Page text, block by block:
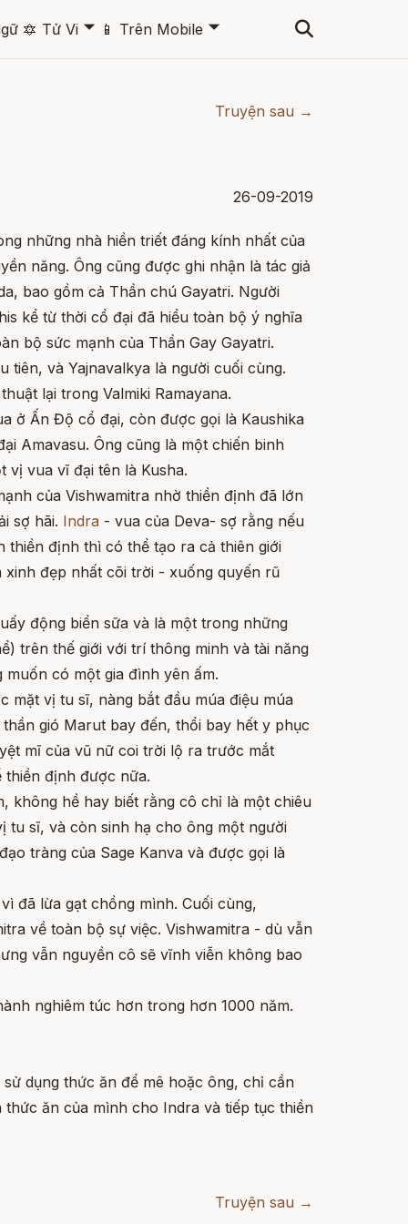
🔯 Tử Vi 🞃 📱 Trên Mobile 🞃
Truyện sau →
26-09-2019
những nhà hiền triết đáng kính nhất của
năng. Ông cũng được ghi nhận là tác giả
bao gồm cả Thần chú Gayatri. Người
kể từ thời cổ đại đã hiểu toàn bộ ý nghĩa
bộ sức mạnh của Thần Gay Gayatri.
tiên, và Yajnavalkya là người cuối cùng.
lại trong Valmiki Ramayana.
ở Ấn Độ cổ đại, còn được gọi là Kaushika
Amavasu. Ông cũng là một chiến binh
vị vua vĩ đại tên là Kusha.
của Vishwamitra nhờ thiền định đã lớn
sợ hãi. Indra - vua của Deva- sợ rằng nếu
thiền định thì có thể tạo ra cả thiên giới
xinh đẹp nhất cõi trời - xuống quyến rũ
động biển sữa và là một trong những
trên thế giới với trí thông minh và tài năng
có một gia đình yên ấm.
mặt vị tu sĩ, nàng bắt đầu múa điệu múa
gió Marut bay đến, thổi bay hết y phục
mĩ của vũ nữ coi trời lộ ra trước mắt
thiền định được nữa.
không hề hay biết rằng cô chỉ là một chiêu
tu sĩ, và còn sinh hạ cho ông một người
tràng của Sage Kanva và được gọi là
đã lừa gạt chồng mình. Cuối cùng,
về toàn bộ sự việc. Vishwamitra - dù vẫn
vẫn nguyền cô sẽ vĩnh viễn không bao
nghiêm túc hơn trong hơn 1000 năm.
dụng thức ăn để mê hoặc ông, chỉ cần
ăn của mình cho Indra và tiếp tục thiền
Truyện sau →